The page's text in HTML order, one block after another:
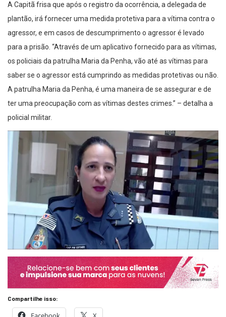
A Capitã frisa que após o registro da ocorrência, a delegada de
plantão, irá fornecer uma medida protetiva para a vítima contra o
agressor, e em casos de descumprimento o agressor é levado
para a prisão. “Através de um aplicativo fornecido para as vítimas,
os policiais da patrulha Maria da Penha, vão até as vítimas para
saber se o agressor está cumprindo as medidas protetivas ou não.
A patrulha Maria da Penha, é uma maneira de se assegurar e de
ter uma preocupação com as vítimas destes crimes.” – detalha a
policial militar.
Compartilhe isso: